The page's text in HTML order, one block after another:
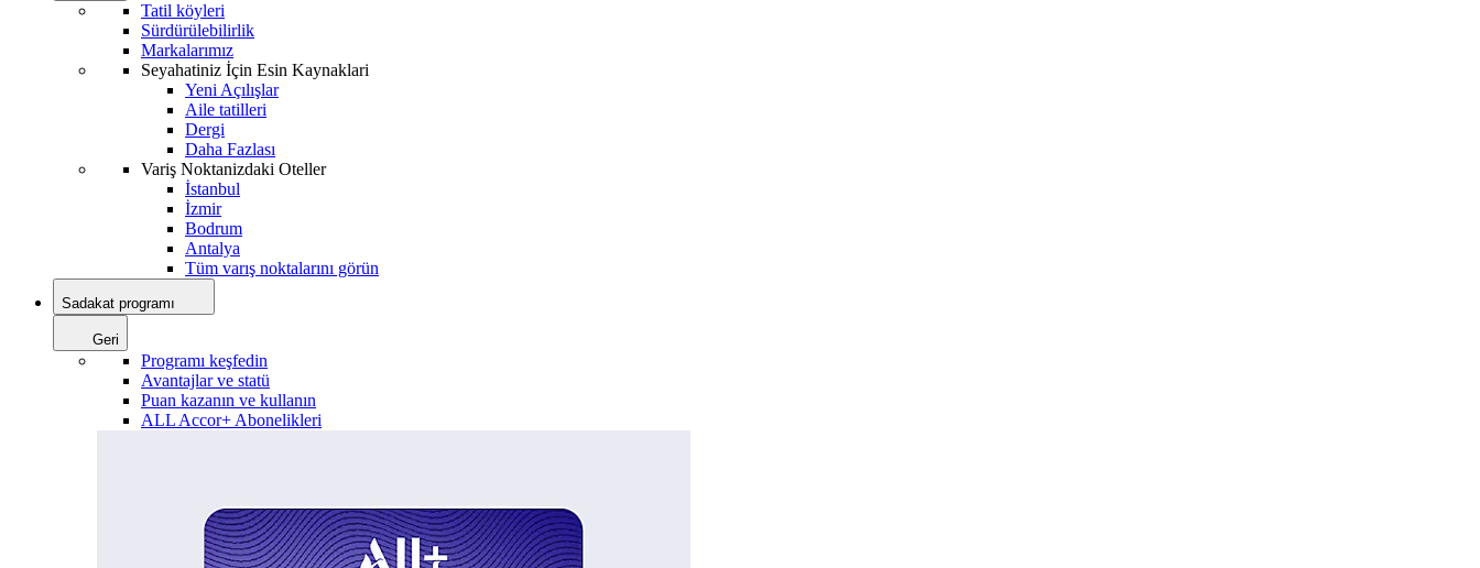
Tatil köyleri
Sürdürülebilirlik
Markalarımız
Seyahatiniz İçin Esin Kaynaklari
Yeni Açılışlar
Aile tatilleri
Dergi
Daha Fazlası
Variş Noktanizdaki Oteller
İstanbul
İzmir
Bodrum
Antalya
Tüm varış noktalarını görün
Sadakat programı
Geri
Programı keşfedin
Avantajlar ve statü
Puan kazanın ve kullanın
ALL Accor+ Abonelikleri